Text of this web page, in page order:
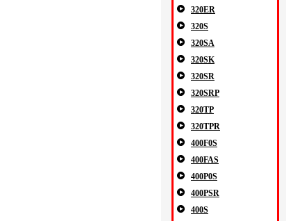
320ER
320S
320SA
320SK
320SR
320SRP
320TP
320TPR
400F0S
400FAS
400P0S
400PSR
400S